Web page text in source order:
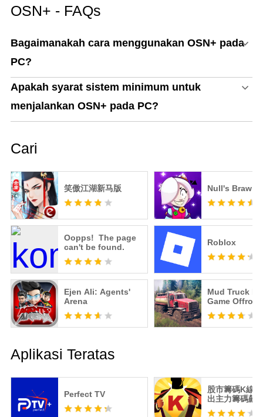
OSN+ - FAQs
Bagaimanakah cara menggunakan OSN+ pada
PC?
Apakah syarat sistem minimum untuk
menjalankan OSN+ pada PC?
Cari
笑傲江湖新马版 Null's Brawl
Oopps! The page
can't be found.
Roblox
Ejen Ali: Agents'
Arena
Mud Truck
Game Offroad
Aplikasi Teratas
Perfect TV
股市籌碼K線 -
出主力籌碼飆